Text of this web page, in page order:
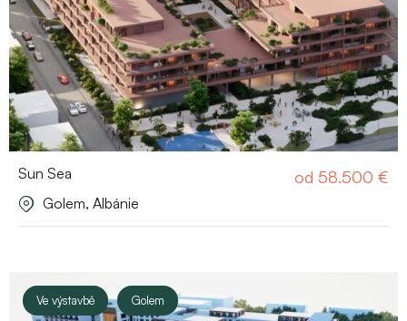
Sun Sea od 58.500 €
Golem, Albánie
Ve výstavbě Golem